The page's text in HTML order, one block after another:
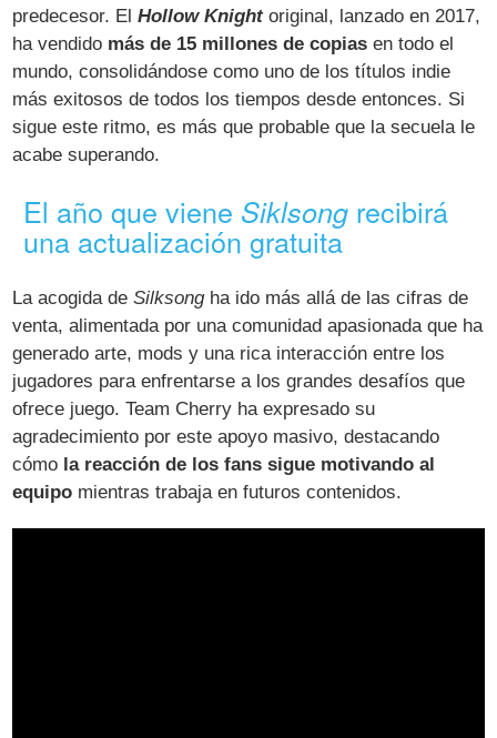
predecesor. ElHollow Knightoriginal, lanzado en 2017,
ha vendido más de 15 millones de copias en todo el
mundo, consolidándose como uno de los títulos indie
más exitosos de todos los tiempos desde entonces. Si
sigue este ritmo, es más que probable que la secuela le
acabe superando.
El año que viene Siklsong recibirá
una actualización gratuita
La acogida deSilksongha ido más allá de las cifras de
venta, alimentada por una comunidad apasionada que ha
generado arte, mods y una rica interacción entre los
jugadores para enfrentarse a los grandes desafíos que
ofrece juego. Team Cherry ha expresado su
agradecimiento por este apoyo masivo, destacando
cómo la reacción de los fans sigue motivando al
equipo mientras trabaja en futuros contenidos.